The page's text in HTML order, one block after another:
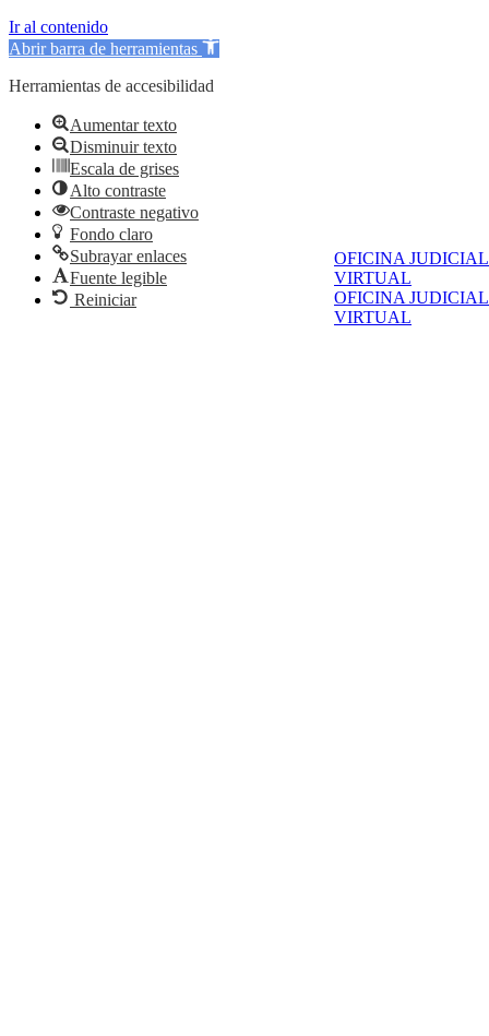
OFICINA JUDICIAL
VIRTUAL
OFICINA JUDICIAL
VIRTUAL
Ir al contenido
Abrir barra de herramientas
Herramientas de accesibilidad
Aumentar texto
Disminuir texto
Escala de grises
Alto contraste
Contraste negativo
Fondo claro
Subrayar enlaces
Fuente legible
Reiniciar